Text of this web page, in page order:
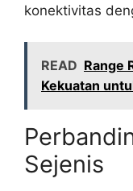
konektivitas
READ Range
Kekuatan
Sejenis